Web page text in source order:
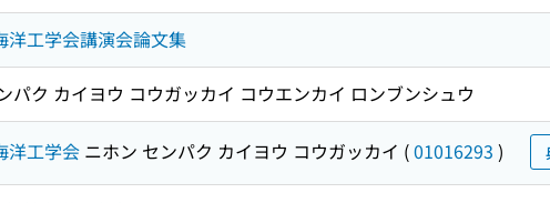
洋工学会講演会論文集
パク カイヨウ コウガッカイ コウエンカイ ロンブンシュウ
洋工学会 ニホン センパク カイヨウ コウガッカイ (01016293 )